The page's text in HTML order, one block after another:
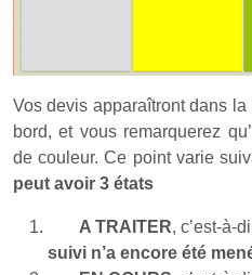
Vos devis apparaîtront dans
bord, et vous remarquerez
de couleur. Ce point varie
peut avoir 3 états
A TRAITER, c’est-à-
suivi n’a encore été